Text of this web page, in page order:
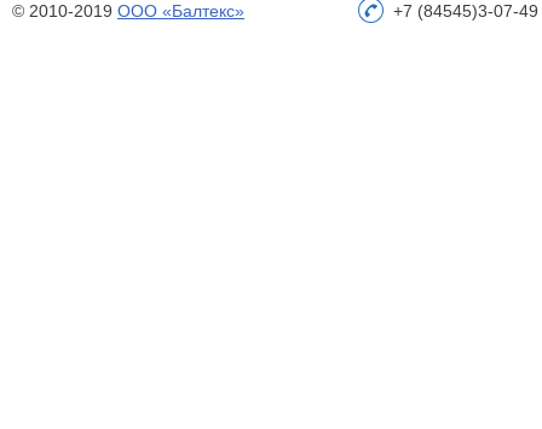
© 2010-2019 ООО «Балтекс» +7 (84545)3-07-49